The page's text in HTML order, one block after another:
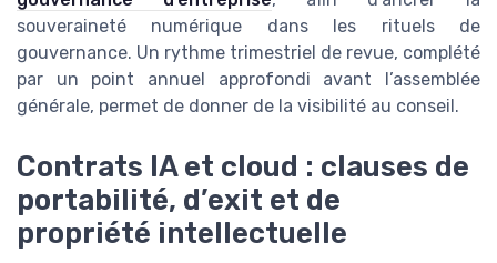
souveraineté numérique dans les rituels de
gouvernance. Un rythme trimestriel de revue, complété
par un point annuel approfondi avant l’assemblée
générale, permet de donner de la visibilité au conseil.
Contrats IA et cloud : clauses de
portabilité, d’exit et de
propriété intellectuelle